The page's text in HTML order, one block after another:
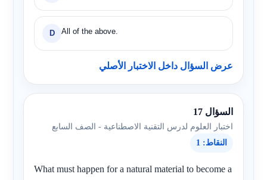
D All of the above.
عرض السؤال داخل الاختبار الأصلي
السؤال 17
اختبار العلوم لدرس التقنية الاصطناعية - الصف السابع
النقاط: 1
What must happen for a natural material to become a